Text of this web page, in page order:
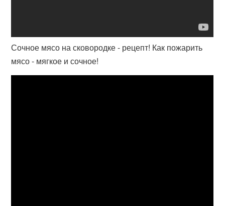
Сочное мясо на сковородке - рецепт! Как пожарить
мясо - мягкое и сочное!